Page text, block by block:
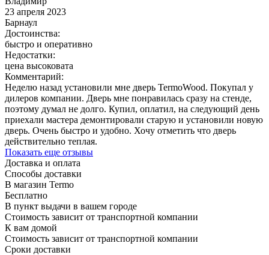
23 апреля 2023
Барнаул
Достоинства:
быстро и оперативно
Недостатки:
цена высоковата
Комментарий:
Неделю назад установили мне дверь TermoWood. Покупал у
дилеров компании. Дверь мне понравилась сразу на стенде,
поэтому думал не долго. Купил, оплатил, на следующий день
приехали мастера демонтировали старую и установили новую
дверь. Очень быстро и удобно. Хочу отметить что дверь
действительно теплая.
Показать еще отзывы
Доставка и оплата
Способы доставки
В магазин Termo
Бесплатно
В пункт выдачи в вашем городе
Стоимость зависит от транспортной компании
К вам домой
Стоимость зависит от транспортной компании
Сроки доставки